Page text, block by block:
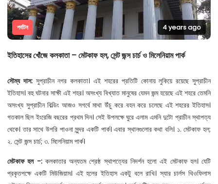
ইতিহাসের খোঁজে কলকাতা – মেটকাফ হল, সেন্ট জন্স চার্চ ও মিলেনিয়াম পার্ক
পর্যটন 4 years ago
সৌম্য দাস: সুপ্রাচীন নগর কলকাতা। এই শহরের প্রতিটি কোনায় লুকিয়ে রয়েছে সুপ্রাচীন
ইতিহাস। বহু ঘটনার সাক্ষী এই শহর। অসংখ্য বিখ্যাত মানুষের যেমন জন্ম হয়েছে এই শহরে তেমনি
অসংখ্য সুপ্রাচীন বিল্ডিং আজও সগর্বে মাথা উঁচু করে বহন করে চলেছে এই শহরের ইতিহাস।
গতকাল ছিল ইংরেজি বছরের প্রথম দিন। সেই উপলক্ষে ঘুরে এলাম এমনি দুটো প্রাচীন স্থাপত্য
থেকে। তার সাথে উপরি পাওনা সুন্দর একটি পার্ক। এবার স্থানগুলোর কথা বলি। ১. মেটকাফ হল;
২. সেন্ট জন্স চার্চ; ৩. মিলেনিয়াম পার্ক।
মেটকাফ হল -:কলকাতার অন্যতম শ্রেষ্ঠ স্থাপত্যের নিদর্শন হলো এই মেটকাফ হল। যেটি
প্রকৃতপক্ষে একটি মিউজিয়াম। এই হলের ইতিহাস একটু বলে রাখি। স্যার চার্লস থিওফিলাস